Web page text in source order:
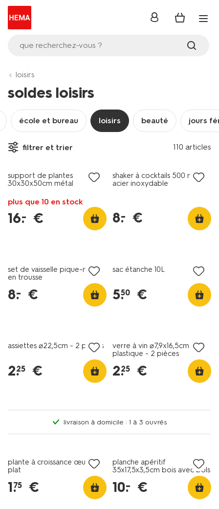
que recherchez-vous ?
se
loisirs
soldes loisirs
école et bureau loisirs beauté jours
filtrer et trier 110 articles
soldes
support de plantes
30x30x50cm métal
plus que 10 en stock
16.
– €
shaker à cocktails 500 ml
acier inoxydable
8.
– €
set de vaisselle pique-nique
en trousse
8.
– €
sac étanche 10 L
5.
50 €
assiettes ⌀22,5cm - 2 pièces
2.
25 €
verre à vin ⌀7,9x16,5cm
plastique - 2 pièces
2.
25 €
livraison à domicile : 1 à 3 ouvrés
plante à croissance œuf au
plat
1.
75 €
planche apéritif
35x17,5x3,5cm bois avec bols
10.
– €